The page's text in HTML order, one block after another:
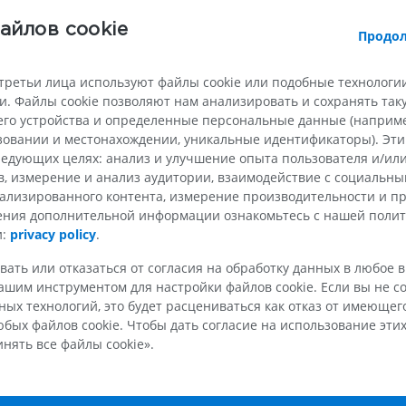
виде тонкого слоя на внутренней
поверхности, сливаясь по краям колец.
формирует непрерывный, опорный и
позволяющий трахее противостоять
вместе с тем допускающий определённую
подвижности и растяжимости во время
глотания.
Фиброэластическая мембрана,
данного слоя, содержит продольные
обусловливая эластичность и
стенки трахеи. Сочетание хряща,
мышечной системы необходимо для
целостности и функциональной
Структуры-компоненты согласно TA2:
МРТ верхней
ПРЕМИУМ
MPT
ПРЕМИУМ
МРТ запястья
MPT
МРТ локтевого сустава
MPT
ПРЕМИУМ
Нижняя
Иллюстрации
нижней
БЕСПЛАТНО
МРТ нижней
Hip MRI
MPT
cookie
лица используют файлы cookie или подобные
Файлы cookie позволяют нам анализировать и сохранять
устройства и определенные персональные данные
и местонахождении, уникальные идентификаторы).
целях: анализ и улучшение опыта пользователя и/
измерение и анализ аудитории, взаимодействие с
контента, измерение производительности и
дополнительной информации ознакомьтесь с нашей
privacy policy.
или отказаться от согласия на обработку данных в любое
инструментом для настройки файлов cookie. Если вы не
технологий, это будет расцениваться как отказ от
файлов cookie. Чтобы дать согласие на использование
все файлы cookie».